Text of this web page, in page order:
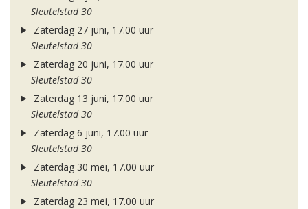
Sleutelstad 30
Zaterdag 27 juni, 17.00 uur
Sleutelstad 30
Zaterdag 20 juni, 17.00 uur
Sleutelstad 30
Zaterdag 13 juni, 17.00 uur
Sleutelstad 30
Zaterdag 6 juni, 17.00 uur
Sleutelstad 30
Zaterdag 30 mei, 17.00 uur
Sleutelstad 30
Zaterdag 23 mei, 17.00 uur